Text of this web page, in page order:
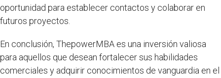
oportunidad para establecer contactos y colaborar en
futuros proyectos.
En conclusión, ThepowerMBA es una inversión valiosa
para aquellos que desean fortalecer sus habilidades
comerciales y adquirir conocimientos de vanguardia en el